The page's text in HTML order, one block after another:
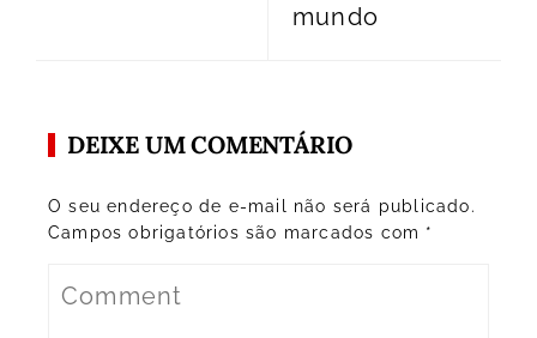
mundo
DEIXE UM COMENTÁRIO
O seu endereço de e-mail não será publicado.
Campos obrigatórios são marcados com *